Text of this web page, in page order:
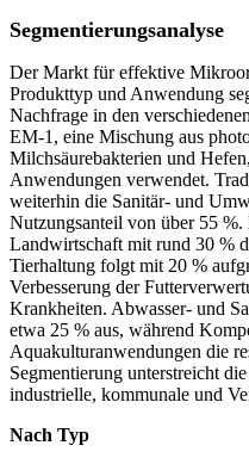
Segmentierungsanalyse
Der Markt für effektive
Produkttyp und Anwendung
Nachfrage in den
EM-1, eine Mischung aus
Milchsäurebakterien und
Anwendungen verwendet.
weiterhin die Sanitär- und
Nutzungsanteil von über 55
Landwirtschaft mit rund 30 %
Tierhaltung folgt mit 20 %
Verbesserung der
Krankheiten. Abwasser- und
etwa 25 % aus, während
Aquakulturanwendungen die
Segmentierung unterstreicht
industrielle, kommunale und
Nach Typ